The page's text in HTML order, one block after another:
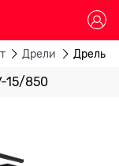
Дрели Дрель
15/850